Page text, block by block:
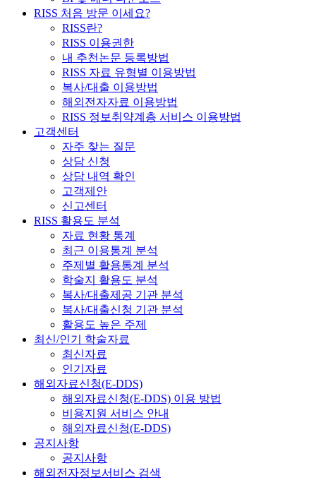
RISS 처음 방문 이세요?
RISS란?
RISS 이용권한
내 추천논문 등록방법
RISS 자료 유형별 이용방법
복사/대출 이용방법
해외전자자료 이용방법
RISS 정보취약계층 서비스 이용방법
고객센터
자주 찾는 질문
상담 신청
상담 내역 확인
고객제안
신고센터
RISS 활용도 분석
자료 현황 통계
최근 이용통계 분석
주제별 활용통계 분석
학술지 활용도 분석
복사/대출제공 기관 분석
복사/대출신청 기관 분석
활용도 높은 주제
최신/인기 학술자료
최신자료
인기자료
해외자료신청(E-DDS)
해외자료신청(E-DDS) 이용 방법
비용지원 서비스 안내
해외자료신청(E-DDS)
공지사항
공지사항
해외전자정보서비스 검색